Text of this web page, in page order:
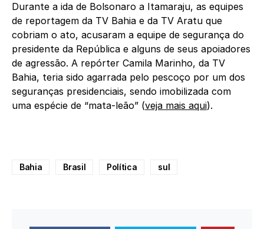
Durante a ida de Bolsonaro a Itamaraju, as equipes
de reportagem da TV Bahia e da TV Aratu que
cobriam o ato, acusaram a equipe de segurança do
presidente da República e alguns de seus apoiadores
de agressão. A repórter Camila Marinho, da TV
Bahia, teria sido agarrada pelo pescoço por um dos
seguranças presidenciais, sendo imobilizada com
uma espécie de “mata-leão” (veja mais aqui).
Bahia Brasil Política sul